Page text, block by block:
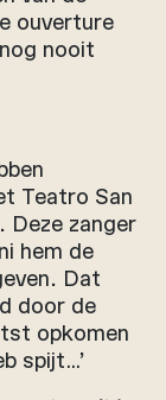
ouverture
nooit
Teatro San
Deze zanger
hem de
Dat
door de
opkomen
spijt…’